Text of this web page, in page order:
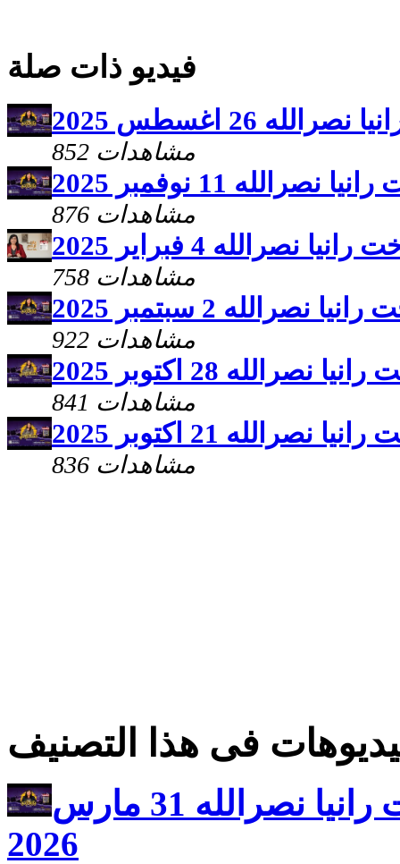
فيديو ذات صلة
26 اغسطس 2025
852 مشاهدات
11 نوفمبر 2025
876 مشاهدات
نصرالله 4 فبراير 2025
758 مشاهدات
2 سبتمبر 2025
922 مشاهدات
28 اكتوبر 2025
841 مشاهدات
21 اكتوبر 2025
836 مشاهدات
فى هذا التصنيف
يارب ارحم مع الاخت رانيا نصرالله 31 مارس
2026